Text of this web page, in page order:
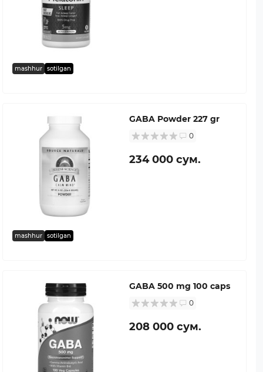
mashhur sotilgan
mashhur sotilgan
GABA Powder 227 gr
0
234 000 сум.
GABA 500 mg 100 caps
0
208 000 сум.